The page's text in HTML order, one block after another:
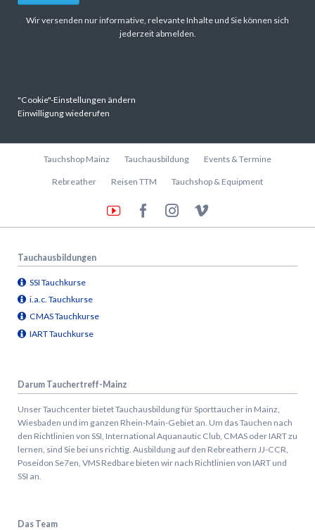
Wir versenden nur informative, relevante Inhalte und Sie können sich
jederzeit abmelden.
"Cookie"-Einstellungen ändern
Einwilligung wiederufen
Navigation
Tauchshop Mainz Tauchausbildung Events & Termine
Rebreather Reisen TTM Tauchshop & Equipment
Tauchausbildungen
SSI Tauchkurse
i.a.c. Tauchkurse
CMAS Tauchkurse
IART Tauchkurse
Darum Tauchertreff-Mainz
Unser Tauchcenter bietet Tauchausbildung für Sporttaucher in Mainz,
Wiesbaden und im ganzen Rhein-Main-Gebiet an. Um das Tauchen nach
den Richtlinien von SSI, International Aquanautic Club, CMAS oder IART zu
lernen, sind Sie bei uns richtig. Ausbildung auf den Rebreathern JJ-CCR,
Poseidon Se7en, VMS Redbare bieten wir nach Richtlinien von IART und
SSI an.
Das Team